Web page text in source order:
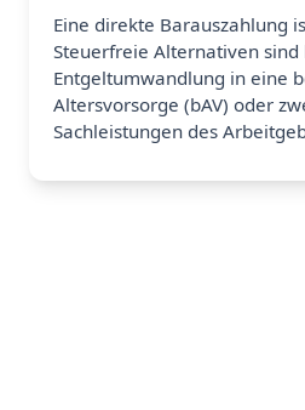
Eine direkte Barauszahlung
Steuerfreie Alternativen sind
Entgeltumwandlung in eine
Altersvorsorge (bAV) oder
Sachleistungen des